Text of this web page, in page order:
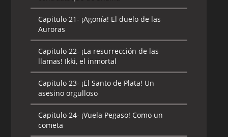
Capitulo 21- ¡Agonía! El duelo de las
Auroras
Capitulo 22- ¡La resurrección de las
llamas! Ikki, el inmortal
Capitulo 23- ¡El Santo de Plata! Un
asesino orgulloso
Capitulo 24- ¡Vuela Pegaso! Como un
cometa